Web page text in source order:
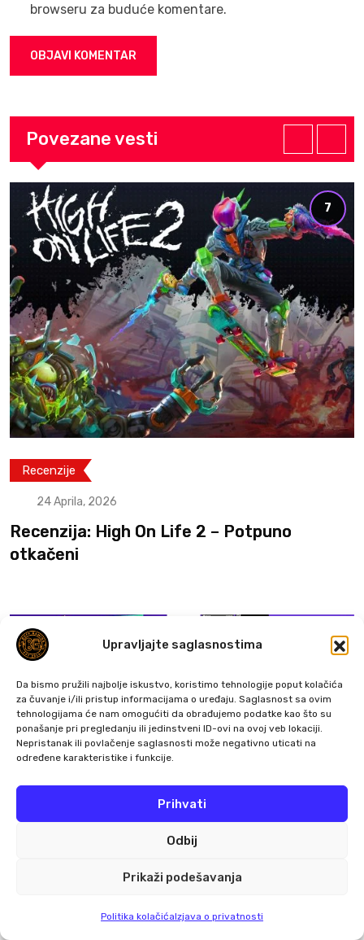
Upravljajte saglasnostima
Da bismo pružili najbolje iskustvo, koristimo tehnologije poput kolačića
za čuvanje i/ili pristup informacijama o uređaju. Saglasnost sa ovim
tehnologijama će nam omogućiti da obrađujemo podatke kao što su
ponašanje pri pregledanju ili jedinstveni ID-ovi na ovoj veb lokaciji.
Nepristanak ili povlačenje saglasnosti može negativno uticati na
određene karakteristike i funkcije.
Prihvati
Odbij
Prikaži podešavanja
Politika kolačićaIzjava o privatnosti
browseru za buduće komentare.
Povezane vesti
8.5
Recenzije
22 Aprila, 2026
Recenzija: Pragmata
Najnovije
Dragon Sword: Awakening Review –
a Better Game